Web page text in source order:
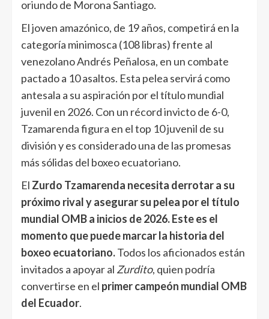
oriundo de Morona Santiago.
El joven amazónico, de 19 años, competirá en la
categoría minimosca (108 libras) frente al
venezolano Andrés Peñalosa, en un combate
pactado a 10 asaltos. Esta pelea servirá como
antesala a su aspiración por el título mundial
juvenil en 2026. Con un récord invicto de 6-0,
Tzamarenda figura en el top 10 juvenil de su
división y es considerado una de las promesas
más sólidas del boxeo ecuatoriano.
El Zurdo Tzamarenda necesita derrotar a su
próximo rival y asegurar su pelea por el título
mundial OMB a inicios de 2026. Este es el
momento que puede marcar la historia del
boxeo ecuatoriano.Todos los aficionados están
invitados a apoyar al Zurdito, quien podría
convertirse en el primer campeón mundial OMB
del Ecuador.